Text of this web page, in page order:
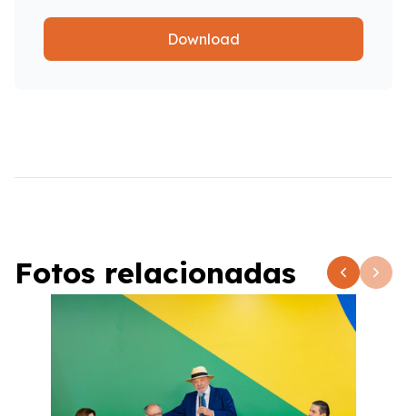
Download
Fotos relacionadas